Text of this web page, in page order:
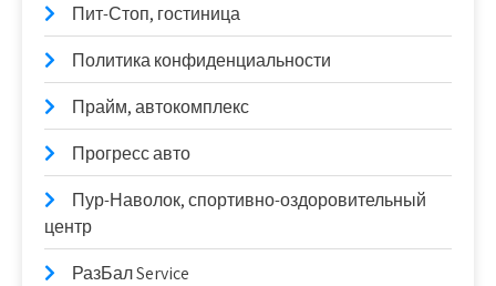
Пит-Стоп, гостиница
Политика конфиденциальности
Прайм, автокомплекс
Прогресс авто
Пур-Наволок, спортивно-оздоровительный
центр
РазБал Service